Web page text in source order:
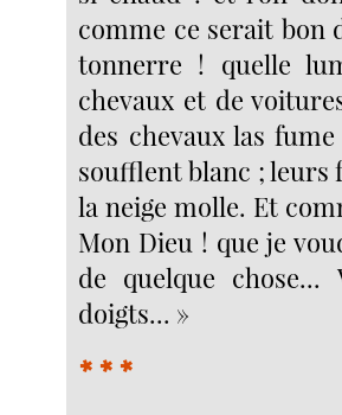
comme ce serait bon
tonnerre ! quelle
chevaux et de
des chevaux las
soufflent blanc ; leurs
la neige molle. Et
Mon Dieu ! que je
de quelque
doigts... »
* * *